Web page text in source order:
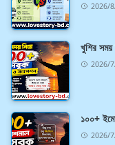
2026/
খুশির
2026/
১০০+
2026/